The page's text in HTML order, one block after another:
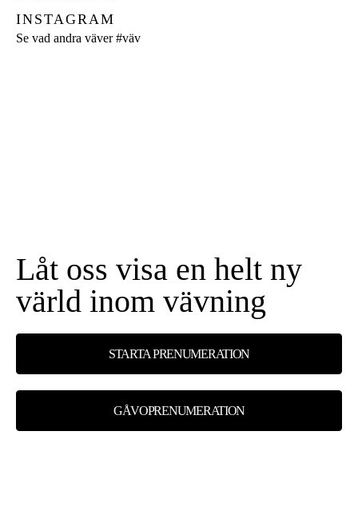
INSTAGRAM
Se vad andra väver#väv
Låt oss visa en helt ny
värld inom vävning
STARTA PRENUMERATION
GÅVOPRENUMERATION